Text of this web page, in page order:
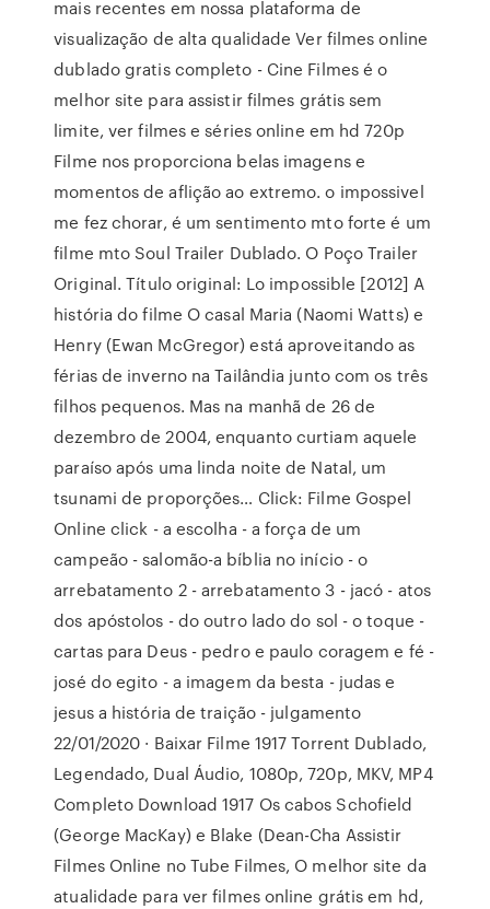
mais recentes em nossa plataforma de
visualização de alta qualidade Ver filmes online
dublado gratis completo - Cine Filmes é o
melhor site para assistir filmes grátis sem
limite, ver filmes e séries online em hd 720p
Filme nos proporciona belas imagens e
momentos de aflição ao extremo. o impossivel
me fez chorar, é um sentimento mto forte é um
filme mto Soul Trailer Dublado. O Poço Trailer
Original. Título original: Lo impossible [2012] A
história do filme O casal Maria (Naomi Watts) e
Henry (Ewan McGregor) está aproveitando as
férias de inverno na Tailândia junto com os três
filhos pequenos. Mas na manhã de 26 de
dezembro de 2004, enquanto curtiam aquele
paraíso após uma linda noite de Natal, um
tsunami de proporções… Click: Filme Gospel
Online click - a escolha - a força de um
campeão - salomão-a bíblia no início - o
arrebatamento 2 - arrebatamento 3 - jacó - atos
dos apóstolos - do outro lado do sol - o toque -
cartas para Deus - pedro e paulo coragem e fé -
josé do egito - a imagem da besta - judas e
jesus a história de traição - julgamento
22/01/2020 · Baixar Filme 1917 Torrent Dublado,
Legendado, Dual Áudio, 1080p, 720p, MKV, MP4
Completo Download 1917 Os cabos Schofield
(George MacKay) e Blake (Dean-Cha Assistir
Filmes Online no Tube Filmes, O melhor site da
atualidade para ver filmes online grátis em hd,